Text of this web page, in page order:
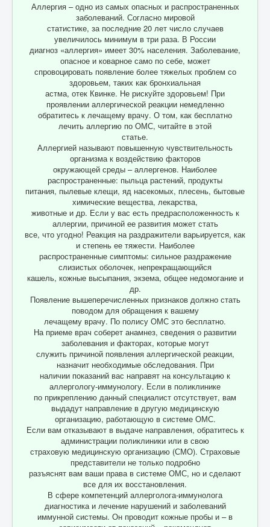
Аллергия – одно из самых опасных и распространенных
заболеваний. Согласно мировой
статистике, за последние 20 лет число случаев
увеличилось минимум в три раза. В России
диагноз «аллергия» имеет 30% населения. Заболевание,
опасное и коварное само по себе, может
спровоцировать появление более тяжелых проблем со
здоровьем, таких как бронхиальная
астма, отек Квинке. Не рискуйте здоровьем! При
проявлении аллергической реакции немедленно
обратитесь к лечащему врачу. О том, как бесплатно
лечить аллергию по ОМС, читайте в этой
статье.
Аллергией называют повышенную чувствительность
организма к воздействию факторов
окружающей среды – аллергенов. Наиболее
распространенные: пыльца растений, продукты
питания, пылевые клещи, яд насекомых, плесень, бытовые
химические вещества, лекарства,
животные и др. Если у вас есть предрасположенность к
аллергии, причиной ее развития может стать
все, что угодно! Реакция на раздражители варьируется, как
и степень ее тяжести. Наиболее
распространенные симптомы: сильное раздражение
слизистых оболочек, непрекращающийся
кашель, кожные высыпания, экзема, общее недомогание и
др.
Появление вышеперечисленных признаков должно стать
поводом для обращения к вашему
лечащему врачу. По полису ОМС это бесплатно.
На приеме врач соберет анамнез, сведения о развитии
заболевания и факторах, которые могут
служить причиной появления аллергической реакции,
назначит необходимые обследования. При
наличии показаний вас направят на консультацию к
аллергологу-иммунологу. Если в поликлинике
по прикреплению данный специалист отсутствует, вам
выдадут направление в другую медицинскую
организацию, работающую в системе ОМС.
Если вам отказывают в выдаче направления, обратитесь к
администрации поликлиники или в свою
страховую медицинскую организацию (СМО). Страховые
представители не только подробно
разъяснят вам ваши права в системе ОМС, но и сделают
все для их восстановления.
В сфере компетенций аллерголога-иммунолога
диагностика и лечение нарушений и заболеваний
иммунной системы. Он проводит кожные пробы и – в